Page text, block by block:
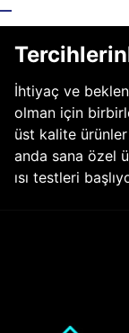
İhtiyaç ve
olman için
üst kalite
anda sana özel
ısı testleri